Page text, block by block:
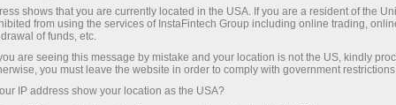
05.09.2024 02:13 PM
WTI Crude Oil Price Forecast
shows that you are currently located in the USA. If you are a resident of the
from using the services of InstaFintech Group including online trading,
of funds, etc.
are seeing this message by mistake and your location is not the US, kindly
you must leave the website in order to comply with government
IP address show your location as the USA?